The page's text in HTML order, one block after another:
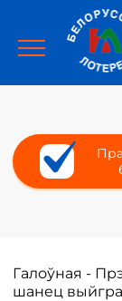
Галоўная -
шанец